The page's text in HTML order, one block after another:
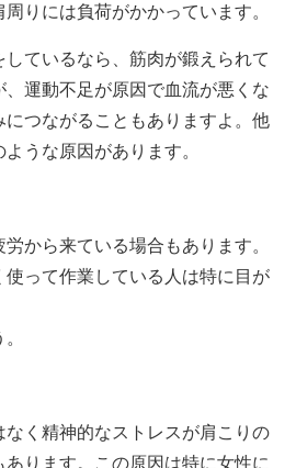
りには負荷がかかっています。
ているなら、筋肉が鍛えられて
運動不足が原因で血流が悪くな
につながることもありますよ。他
うな原因があります。
から来ている場合もあります。
使って作業している人は特に目が
なく精神的なストレスが肩こりの
ります。この原因は特に女性に